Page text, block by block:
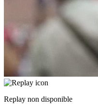
Replay non disponible